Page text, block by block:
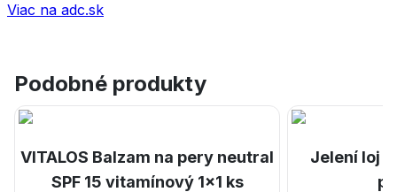
Viac na adc.sk
Podobné produkty
VITALOS Balzam na pery neutral
SPF 15 vitamínový 1x1 ks
Jelení loj